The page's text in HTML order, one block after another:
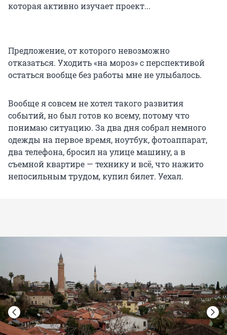
которая активно изучает проект...
Предложение, от которого невозможно
отказаться. Уходить «на мороз» с перспективой
остаться вообще без работы мне не улыбалось.
Вообще я совсем не хотел такого развития
событий, но был готов ко всему, потому что
понимаю ситуацию. За два дня собрал немного
одежды на первое время, ноутбук, фотоаппарат,
два телефона, бросил на улице машину, а в
съемной квартире — технику и всё, что нажито
непосильным трудом, купил билет. Уехал.